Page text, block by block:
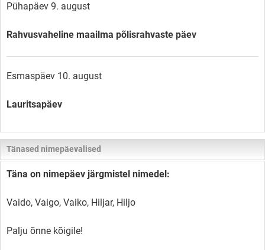
Pühapäev 9. august
Rahvusvaheline maailma põlisrahvaste päev
Esmaspäev 10. august
Lauritsapäev
Tänased nimepäevalised
Täna on nimepäev järgmistel nimedel:
Vaido, Vaigo, Vaiko, Hiljar, Hiljo
Palju õnne kõigile!